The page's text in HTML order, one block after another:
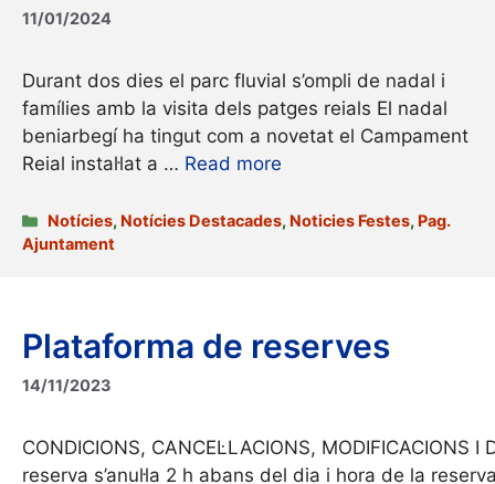
11/01/2024
Durant dos dies el parc fluvial s’ompli de nadal i
famílies amb la visita dels patges reials El nadal
beniarbegí ha tingut com a novetat el Campament
Reial instal·lat a … Read more
Categories
Notícies, Notícies Destacades, Noticies Festes, Pag.
Ajuntament
Plataforma de reserves
14/11/2023
CONDICIONS, CANCEL·LACIONS,
reserva s’anul·la 2 h abans del dia i hora de la
←anterior Pàgina
1 … Pàgina
3 Pàgina
4 Pàgina
5 Pàgina
6 Següent→